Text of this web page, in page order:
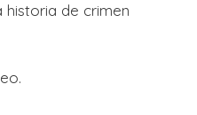
de crimen